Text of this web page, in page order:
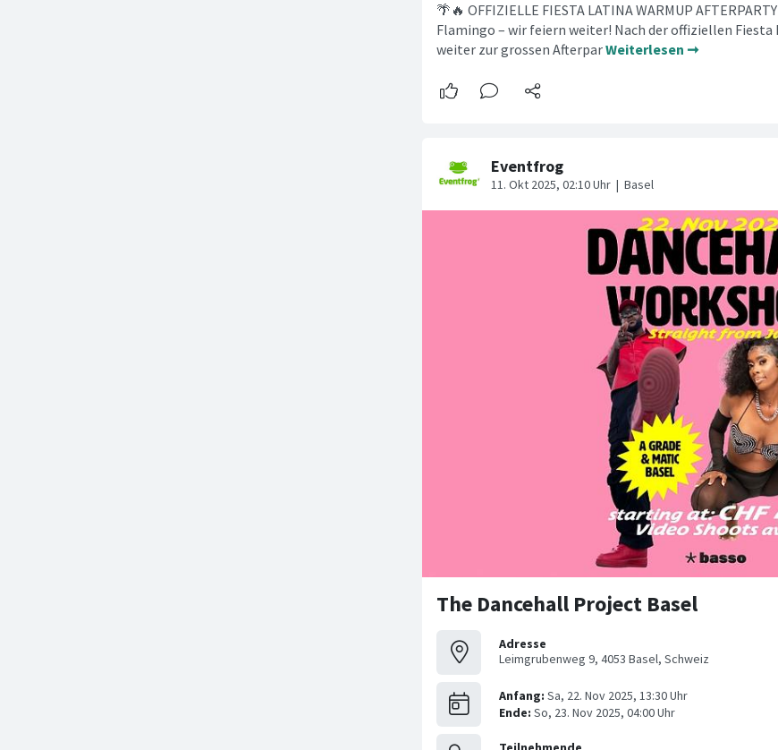
🌴🔥 OFFIZIELLE FIESTA LATINA WARMUP
Flamingo – wir feiern weiter! Nach der offiziellen
weiter zur grossen AfterparWeiterlesen ➞
The Dancehall Project Basel
Adresse
Leimgrubenweg 9, 4053 Basel, Schweiz